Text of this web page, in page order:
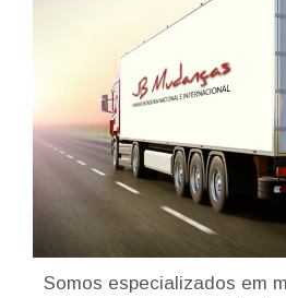
Somos especializados em